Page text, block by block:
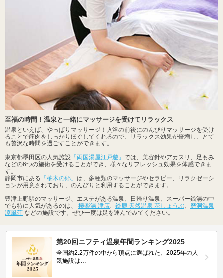
至福の時間！温泉と一緒にマッサージを受けてリラックス
温泉といえば、やっぱりマッサージ！入浴の前後にのんびりマッサージを受け
ることで筋肉をしっかりほぐしてくれるので、リラックス効果が倍増し、とて
も贅沢な時間を過ごすことができます。
東京都墨田区の人気施設 「両国湯屋江戸遊」 では、美容針やアカスリ、足もみ
などの6つの施術を受けることができ、様々なリフレッシュ効果を体感できま
す。
静岡市にある 「柚木の郷」 は、多種類のマッサージやセラピー、リラクゼーシ
ョンが用意されており、のんびりと利用することができます。
豊津上野駅のマッサージ、エステがある温泉、日帰り温泉、スーパー銭湯の中
でも特に人気があるのは、 極楽湯 津店 鈴鹿 天然温泉 花しょうぶ
磨洞温泉
涼風荘 などの施設です。ぜひ一度は足を運んでみてください。
第20回ニフティ温泉年間ランキング2025
全国約2.2万件の中から頂点に選ばれた、2025年の人
気施設は…